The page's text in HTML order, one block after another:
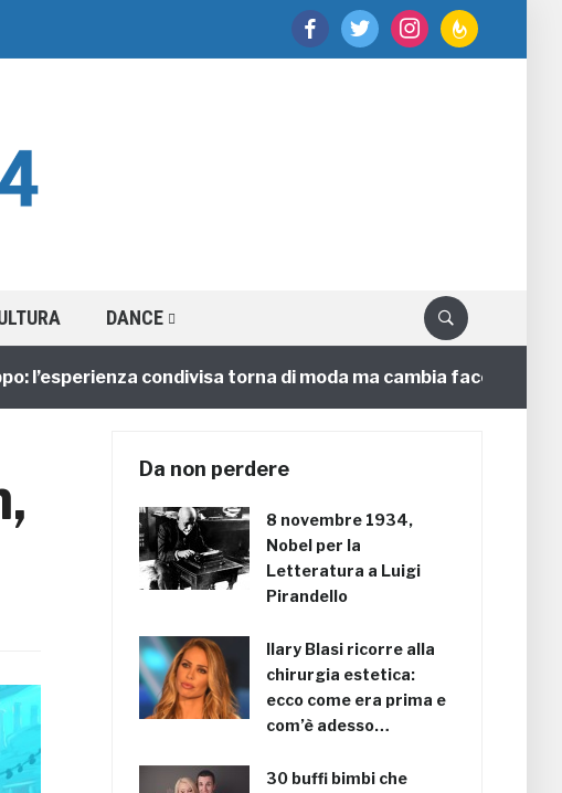
facebooktwitter instagramfeedburner
DANCE
condivisa torna di moda ma cambia faccia
Da non perdere
8 novembre 1934,
Nobel per la
Letteratura a Luigi
Pirandello
Ilary Blasi ricorre alla
chirurgia estetica:
ecco come era prima e
com’è adesso…
30 buffi bimbi che